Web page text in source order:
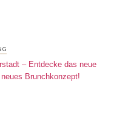
– Entdecke das neue
Brunchkonzept!